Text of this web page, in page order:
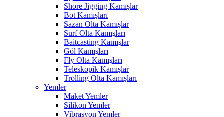
Shore Jigging Kamışlar
Bot Kamışları
Sazan Olta Kamışlar
Surf Olta Kamışları
Baitcasting Kamışlar
Göl Kamışları
Fly Olta Kamışları
Teleskopik Kamışlar
Trolling Olta Kamışları
Yemler
Maket Yemler
Silikon Yemler
Vibrasyon Yemler